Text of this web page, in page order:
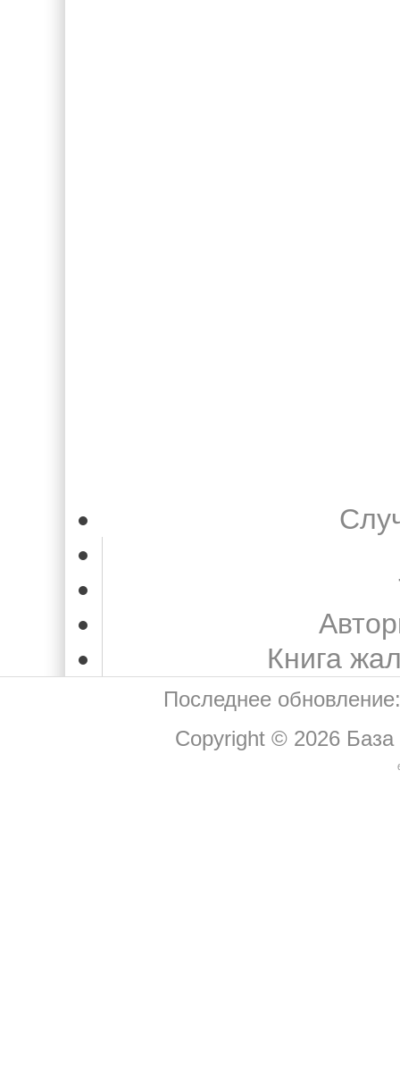
Книга
Последнее
Copyright © 2026 База